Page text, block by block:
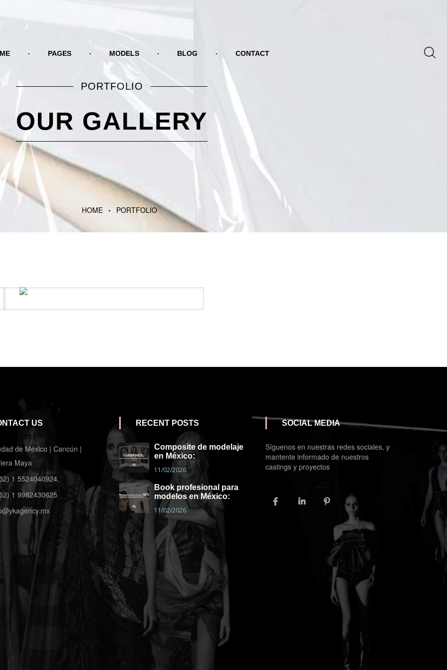
PAGES MODELS BLOG CONTACT
PORTFOLIO
OUR GALLERY
HOME PORTFOLIO
US
de México | Cancún |
Maya
1 5524040924,
1 9982430625
RECENT POSTS
Composite de modelaje
en México:
11/02/2026
Book profesional para
modelos en México:
11/02/2026
SOCIAL MEDIA
Síguenos en nuestras redes sociales, y
mantente informado de nuestros
castings y proyectos
FACEBOOKLINKEDINPINTEREST